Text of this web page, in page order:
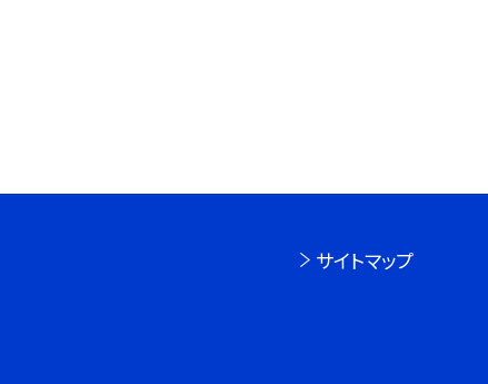
サイトマップ